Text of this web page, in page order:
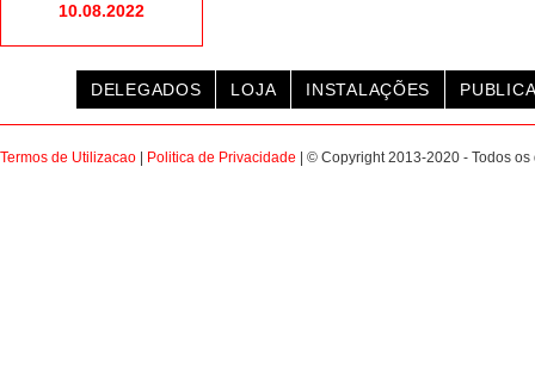
10.08.2022
DELEGADOS LOJA INSTALAÇÕES
Termos de Utilizacao | Politica de Privacidade | © Copyright 2013-2020 - Todos